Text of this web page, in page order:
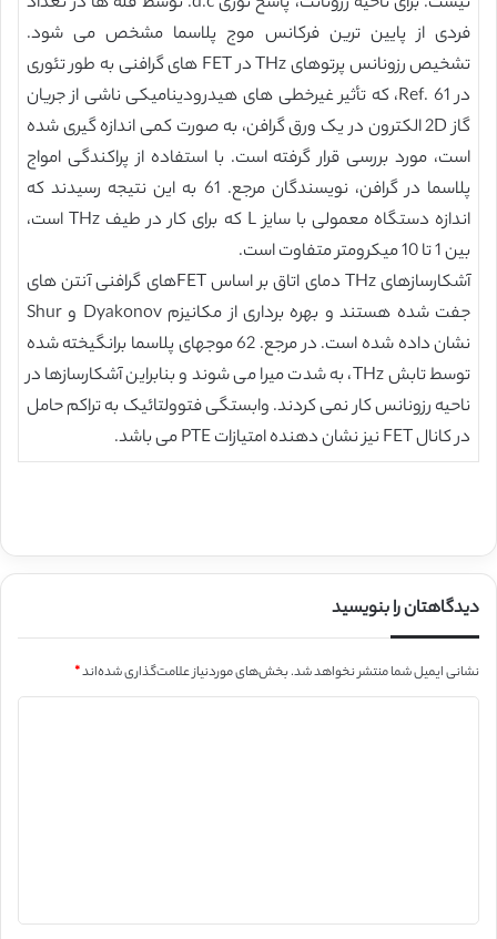
فردی از پایین ترین فرکانس موج پلاسما مشخص می شود.
تشخیص رزونانس پرتوهای THz در FET های گرافنی به طور تئوری
در Ref. 61، که تأثیر غیرخطی های هیدرودینامیکی ناشی از جریان
گاز 2D الکترون در یک ورق گرافن، به صورت کمی اندازه گیری شده
است، مورد بررسی قرار گرفته است. با استفاده از پراکندگی امواج
پلاسما در گرافن، نویسندگان مرجع. 61 به این نتیجه رسیدند که
اندازه دستگاه معمولی با سایز L که برای کار در طیف THz است،
بین 1 تا 10 میکرومتر متفاوت است.
آشکارسازهای THz دمای اتاق بر اساس FETهای گرافنی آنتن های
جفت شده هستند و بهره برداری از مکانیزم Dyakonov و Shur
نشان داده شده است. در مرجع. 62 موجهای پلاسما برانگیخته شده
توسط تابش THz، به شدت میرا می شوند و بنابراین آشکارسازها در
ناحیه رزونانس کار نمی کردند. وابستگی فتوولتائیک به تراکم حامل
در کانال FET نیز نشان دهنده امتیازات PTE می باشد.
دیدگاهتان را بنویسید
نشانی ایمیل شما منتشر نخواهد شد.بخش‌های موردنیاز علامت‌گذاری شده‌اند*